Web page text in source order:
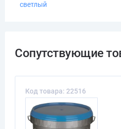
светлый
Код товара: 22516